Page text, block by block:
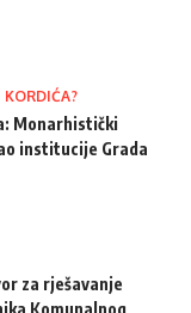
Monarhistički
institucije Grada
za rješavanje
Komunalnog